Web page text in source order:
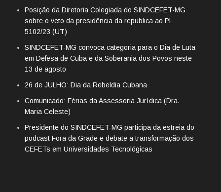
Posição da Diretoria Colegiada do SINDCEFET-MG
sobre o veto da presidência da republica ao PL
5102/23 (UT)
SINDCEFET-MG convoca categoria para o Dia de Luta
em Defesa de Cuba e da Soberania dos Povos neste
13 de agosto
26 de JULHO: Dia da Rebeldia Cubana
Comunicado: Férias da Assessoria Jurídica (Dra.
Maria Celeste)
Presidente do SINDCEFET-MG participa da estreia do
podcast Fora da Grade e debate a transformação dos
CEFETs em Universidades Tecnológicas